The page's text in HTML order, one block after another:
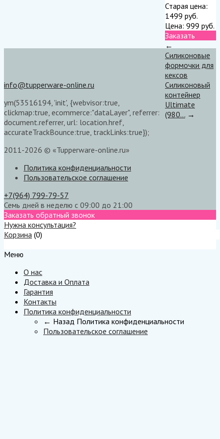
Старая цена:
1499 руб.
Цена: 999 руб.
Заказать
←
Силиконовые
формочки для
кексов
Силиконовый
контейнер
Ultimate
(980... →
info@tupperware-online.ru
ym(53516194, 'init', {webvisor:true,
clickmap:true, ecommerce:"dataLayer", referrer:
document.referrer, url: location.href,
accurateTrackBounce:true, trackLinks:true});
2011-2026 © «Tupperware-online.ru»
Политика конфиденциальности
Пользовательское соглашение
+7(964) 799-79-57
Семь дней в неделю с 09:00 до 21:00
Заказать обратный звонок
Нужна консультация?
Корзина (0)
Меню
О нас
Доставка и Оплата
Гарантия
Контакты
Политика конфиденциальности
← Назад Политика конфиденциальности
Пользовательское соглашение